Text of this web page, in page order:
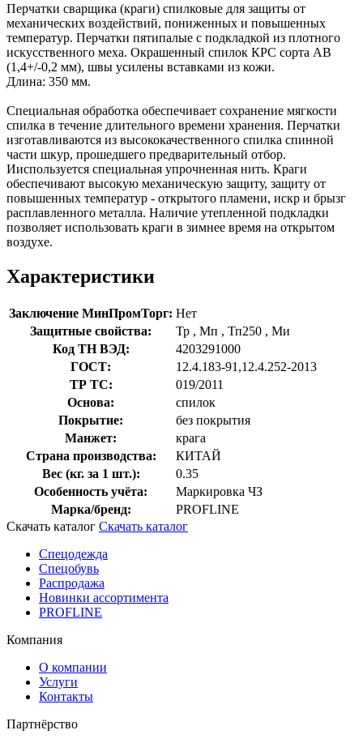
Перчатки сварщика (краги) спилковые для защиты от
механических воздействий, пониженных и повышенных
температур. Перчатки пятипалые с подкладкой из плотного
искусственного меха. Окрашенный спилок КРС сорта AВ
(1,4+/-0,2 мм), швы усилены вставками из кожи.
Длина: 350 мм.
Специальная обработка обеспечивает сохранение мягкости
спилка в течение длительного времени хранения. Перчатки
изготавливаются из высококачественного спилка спинной
части шкур, прошедшего предварительный отбор.
Ииспользуется специальная упрочненная нить. Краги
обеспечивают высокую механическую защиту, защиту от
повышенных температур - открытого пламени, искр и брызг
расплавленного металла. Наличие утепленной подкладки
позволяет использовать краги в зимнее время на открытом
воздухе.
Характеристики
Заключение МинПромТорг: Нет
Защитные свойства:
Тр , Мп , Тп250 , Ми
Код ТН ВЭД:
4203291000
ГОСТ:
12.4.183-91,12.4.252-2013
ТР ТС:
019/2011
Основа:
спилок
Покрытие:
без покрытия
Манжет:
крага
Страна производства:
КИТАЙ
Вес (кг. за 1 шт.):
0.35
Особенность учёта:
Маркировка ЧЗ
Марка/бренд:
PROFLINE
Скачать каталог Скачать каталог
Спецодежда
Спецобувь
Распродажа
Новинки ассортимента
PROFLINE
Компания
О компании
Услуги
Контакты
Партнёрство